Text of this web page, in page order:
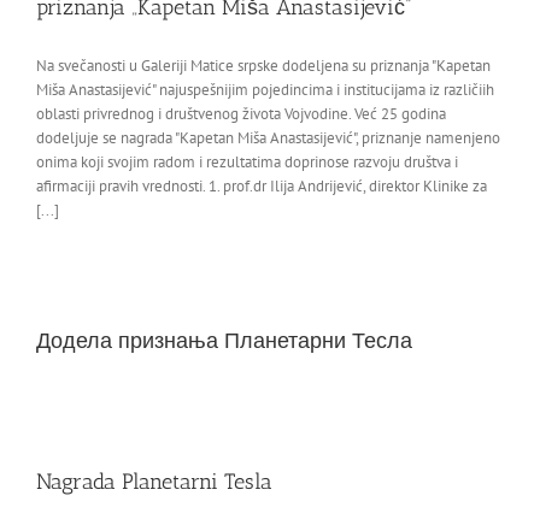
priznanja „Kapetan Miša Anastasijević“
Na svečanosti u Galeriji Matice srpske dodeljena su priznanja "Kapetan
Miša Anastasijević" najuspešnijim pojedincima i institucijama iz različiih
oblasti privrednog i društvenog života Vojvodine. Već 25 godina
dodeljuje se nagrada "Kapetan Miša Anastasijević", priznanje namenjeno
onima koji svojim radom i rezultatima doprinose razvoju društva i
afirmaciji pravih vrednosti. 1. prof.dr Ilija Andrijević, direktor Klinike za
[...]
Додела признања Планетарни Тесла
Nagrada Planetarni Tesla